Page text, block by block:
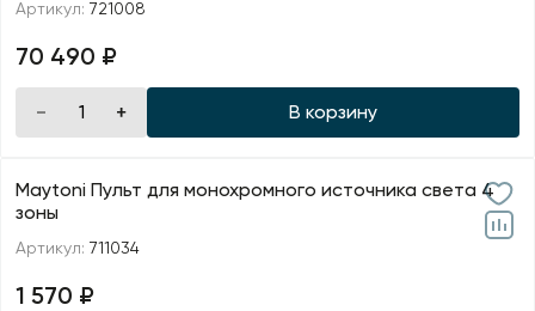
Артикул: 721008
70 490 ₽
В корзину
Maytoni Пульт для монохромного источника света 4
зоны
Артикул: 711034
1 570 ₽